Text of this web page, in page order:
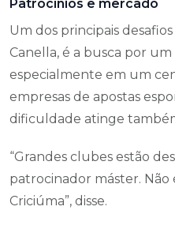
Patrocínios e mercado
Um dos principais
Canella, é a busca por
especialmente em um
empresas de apostas
dificuldade atinge
“Grandes clubes estão
patrocinador máster. Não
Criciúma”, disse.